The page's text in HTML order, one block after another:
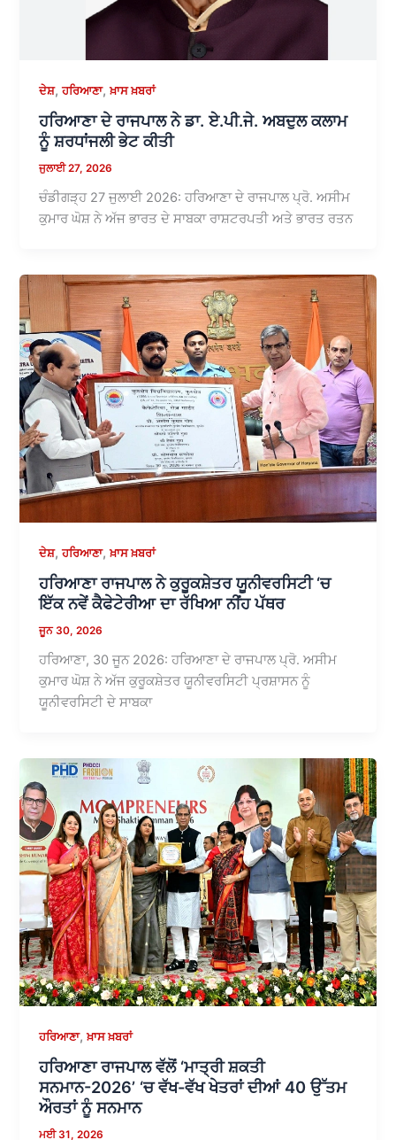
ਦੇਸ਼,ਹਰਿਆਣਾ,ਖ਼ਾਸ ਖ਼ਬਰਾਂ
ਹਰਿਆਣਾ ਦੇ ਰਾਜਪਾਲ ਨੇ ਡਾ. ਏ.ਪੀ.ਜੇ. ਅਬਦੁਲ ਕਲਾਮ
ਨੂੰ ਸ਼ਰਧਾਂਜਲੀ ਭੇਟ ਕੀਤੀ
ਜੁਲਾਈ 27, 2026
ਚੰਡੀਗੜ੍ਹ 27 ਜੁਲਾਈ 2026: ਹਰਿਆਣਾ ਦੇ ਰਾਜਪਾਲ ਪ੍ਰੋ. ਅਸੀਮ
ਕੁਮਾਰ ਘੋਸ਼ ਨੇ ਅੱਜ ਭਾਰਤ ਦੇ ਸਾਬਕਾ ਰਾਸ਼ਟਰਪਤੀ ਅਤੇ ਭਾਰਤ ਰਤਨ
ਦੇਸ਼,ਹਰਿਆਣਾ,ਖ਼ਾਸ ਖ਼ਬਰਾਂ
ਹਰਿਆਣਾ ਰਾਜਪਾਲ ਨੇ ਕੁਰੂਕਸ਼ੇਤਰ ਯੂਨੀਵਰਸਿਟੀ ‘ਚ
ਇੱਕ ਨਵੇਂ ਕੈਫੇਟੇਰੀਆ ਦਾ ਰੱਖਿਆ ਨੀਂਹ ਪੱਥਰ
ਜੂਨ 30, 2026
ਹਰਿਆਣਾ, 30 ਜੂਨ 2026: ਹਰਿਆਣਾ ਦੇ ਰਾਜਪਾਲ ਪ੍ਰੋ. ਅਸੀਮ
ਕੁਮਾਰ ਘੋਸ਼ ਨੇ ਅੱਜ ਕੁਰੂਕਸ਼ੇਤਰ ਯੂਨੀਵਰਸਿਟੀ ਪ੍ਰਸ਼ਾਸਨ ਨੂੰ
ਯੂਨੀਵਰਸਿਟੀ ਦੇ ਸਾਬਕਾ
ਹਰਿਆਣਾ,ਖ਼ਾਸ ਖ਼ਬਰਾਂ
ਹਰਿਆਣਾ ਰਾਜਪਾਲ ਵੱਲੋਂ ‘ਮਾਤ੍ਰੀ ਸ਼ਕਤੀ
ਸਨਮਾਨ-2026’ ‘ਚ ਵੱਖ-ਵੱਖ ਖੇਤਰਾਂ ਦੀਆਂ 40 ਉੱਤਮ
ਔਰਤਾਂ ਨੂੰ ਸਨਮਾਨ
ਮਈ 31, 2026